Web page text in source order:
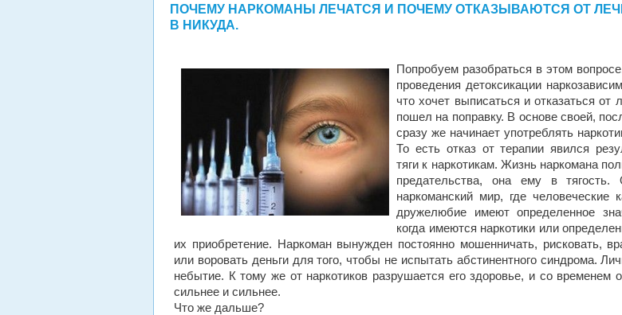
ПОЧЕМУ НАРКОМАНЫ ЛЕЧАТСЯ И ПОЧЕМУ ОТКАЗЫВАЮТСЯ ОТ
В НИКУДА.
Попробуем разобраться в этом
проведения детоксикации
что хочет выписаться и отказаться от
пошел на поправку. В основе своей,
сразу же начинает употреблять
То есть отказ от терапии явился
тяги к наркотикам. Жизнь наркомана
предательства, она ему в тягость.
наркоманский мир, где человеческие
дружелюбие имеют определенное
когда имеются наркотики или
их приобретение. Наркоман вынужден постоянно мошенничать, рисковать,
или воровать деньги для того, чтобы не испытать абстинентного синдрома.
небытие. К тому же от наркотиков разрушается его здоровье, и со временем
сильнее и сильнее.
Что же дальше?